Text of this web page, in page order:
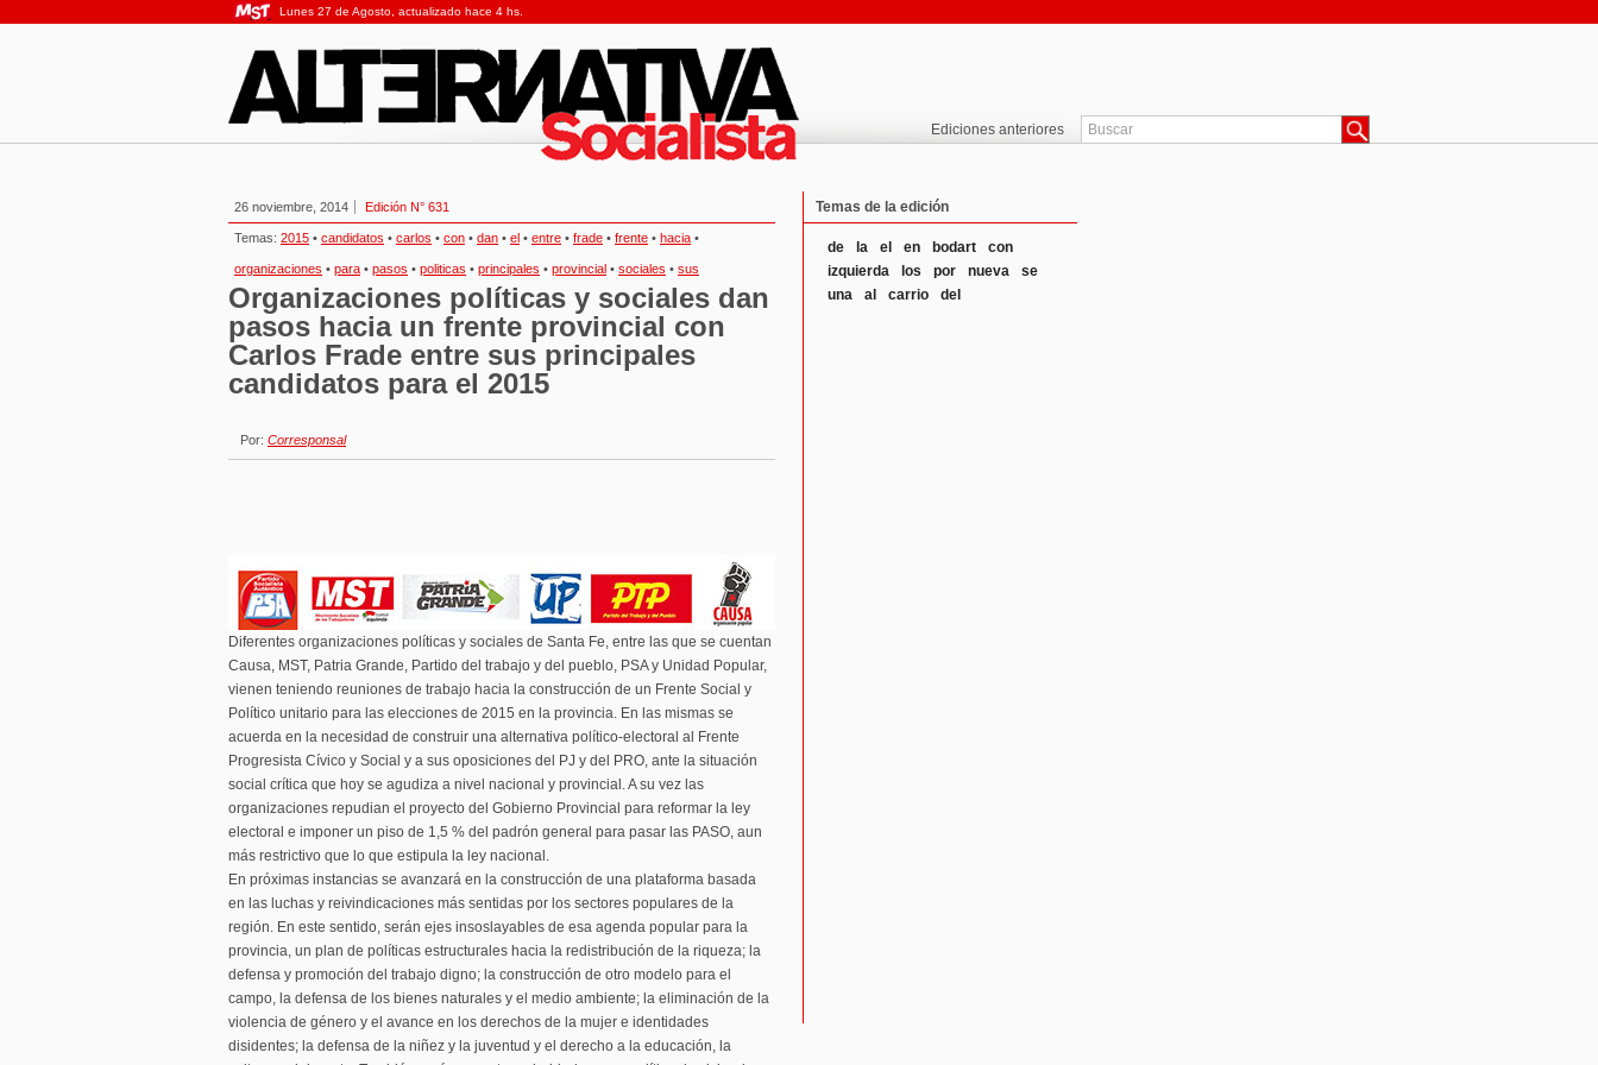
Lunes 27 de Agosto, actualizado hace 4 hs.
Ediciones anteriores
26 noviembre, 2014 Edición N° 631
Temas: 2015 • candidatos • carlos • con • dan • el • entre • frade • frente • hacia •
organizaciones • para • pasos • politicas • principales • provincial • sociales • sus
Organizaciones políticas y sociales dan
pasos hacia un frente provincial con
Carlos Frade entre sus principales
candidatos para el 2015
Por: Corresponsal
Diferentes organizaciones políticas y sociales de Santa Fe, entre las que se cuentan
Causa, MST, Patria Grande, Partido del trabajo y del pueblo, PSA y Unidad Popular,
vienen teniendo reuniones de trabajo hacia la construcción de un Frente Social y
Político unitario para las elecciones de 2015 en la provincia. En las mismas se
acuerda en la necesidad de construir una alternativa político-electoral al Frente
Progresista Cívico y Social y a sus oposiciones del PJ y del PRO, ante la situación
social crítica que hoy se agudiza a nivel nacional y provincial. A su vez las
organizaciones repudian el proyecto del Gobierno Provincial para reformar la ley
electoral e imponer un piso de 1,5 % del padrón general para pasar las PASO, aun
más restrictivo que lo que estipula la ley nacional.
En próximas instancias se avanzará en la construcción de una plataforma basada
en las luchas y reivindicaciones más sentidas por los sectores populares de la
región. En este sentido, serán ejes insoslayables de esa agenda popular para la
provincia, un plan de políticas estructurales hacia la redistribución de la riqueza; la
defensa y promoción del trabajo digno; la construcción de otro modelo para el
campo, la defensa de los bienes naturales y el medio ambiente; la eliminación de la
violencia de género y el avance en los derechos de la mujer e identidades
disidentes; la defensa de la niñez y la juventud y el derecho a la educación, la
Temas de la edición
de la el en bodart
con
izquierda
los por nueva
se
una
al carrio del